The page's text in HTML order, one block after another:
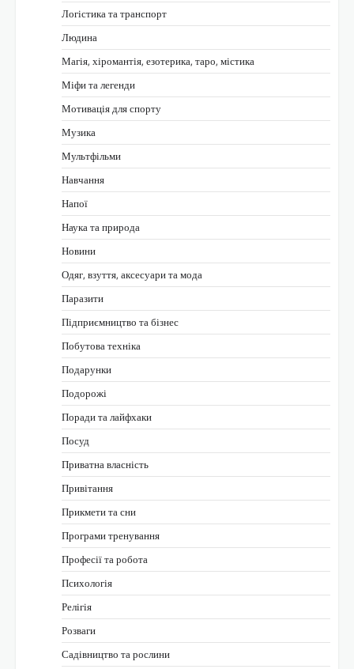
Логістика та транспорт
Людина
Магія, хіромантія, езотерика, таро, містика
Міфи та легенди
Мотивація для спорту
Музика
Мультфільми
Навчання
Напої
Наука та природа
Новини
Одяг, взуття, аксесуари та мода
Паразити
Підприємництво та бізнес
Побутова техніка
Подарунки
Подорожі
Поради та лайфхаки
Посуд
Приватна власність
Привітання
Прикмети та сни
Програми тренування
Професії та робота
Психологія
Релігія
Розваги
Садівництво та рослини